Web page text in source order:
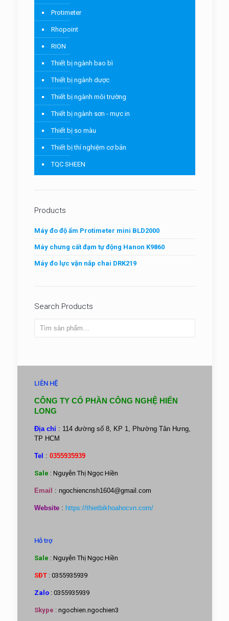
Protimeter
Rhopoint
RION
Thiết bị ngành bao bì
Thiết bị ngành dược
Thiết bị ngành môi trường
Thiết bị ngành sơn - mực in
Thiết bị so màu
Thiết bị thí nghiệm cơ bản
TQC SHEEN
Products
Máy đo độ ẩm Protimeter mini BLD2000
Máy chưng cất đạm tự động Hanon K9860
Máy đo lực vặn nắp chai DRK219
Search Products
LIÊN HỆ
CÔNG TY CỔ PHẦN CÔNG NGHỆ HIỂN
LONG
Địa chỉ : 114 đường số 8, KP 1, Phường Tân Hưng,
TP HCM
Tel : 0355935939
Sale : Nguyễn Thị Ngọc Hiền
Email : ngochiencnsh1604@gmail.com
Website : https://thietbikhoahocvn.com/
Hỗ trợ
Sale : Nguyễn Thị Ngọc Hiền
SĐT: 0355935939
Zalo : 0355935939
Skype : ngochien.ngochien3